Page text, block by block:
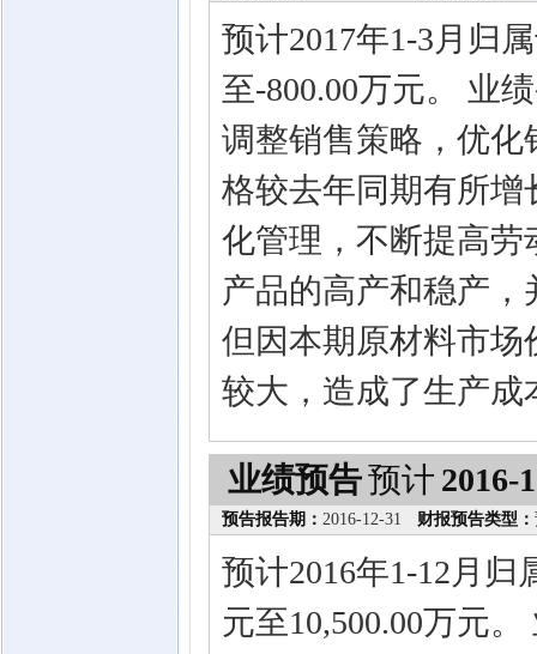
预计2017年1-3月归
至-800.00万元。 业
调整销售策略，优
格较去年同期有所
化管理，不断提高
产品的高产和稳产
但因本期原材料市
较大，造成了生产
业绩预告预计 2016-
预告报告期： 2016-12-31 财报预告类型：
预计2016年1-12月归
元至10,500.00万元